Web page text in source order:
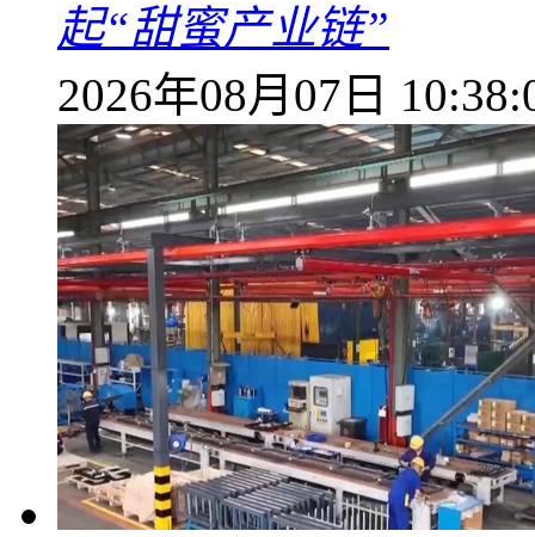
起“甜蜜产业链”
2026年08月07日